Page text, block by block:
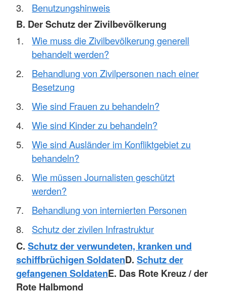
Benutzungshinweis
B. Der Schutz der Zivilbevölkerung
Wie muss die Zivilbevölkerung generell
behandelt werden?
Behandlung von Zivilpersonen nach einer
Besetzung
Wie sind Frauen zu behandeln?
Wie sind Kinder zu behandeln?
Wie sind Ausländer im Konfliktgebiet zu
behandeln?
Wie müssen Journalisten geschützt
werden?
Behandlung von internierten Personen
Schutz der zivilen Infrastruktur
C. Schutz der verwundeten, kranken und
schiffbrüchigen SoldatenD. Schutz der
gefangenen SoldatenE. Das Rote Kreuz / der
Rote Halbmond